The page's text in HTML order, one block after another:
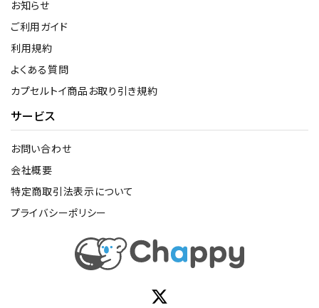
お知らせ
ご利用ガイド
利用規約
よくある質問
カプセルトイ商品お取り引き規約
サービス
お問い合わせ
会社概要
特定商取引法表示について
プライバシーポリシー